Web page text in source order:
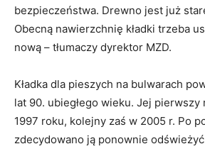
bezpieczeństwa. Drewno jest już
Obecną nawierzchnię kładki trzeba
nową – tłumaczy dyrektor MZD.
Kładka dla pieszych na bulwarach
lat 90. ubiegłego wieku. Jej pierwszy
1997 roku, kolejny zaś w 2005 r. Po
zdecydowano ją ponownie